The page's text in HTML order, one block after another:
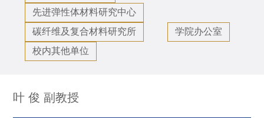
先进弹性体材料研究中心
碳纤维及复合材料研究所
学院办公室
校内其他单位
叶 俊 副教授